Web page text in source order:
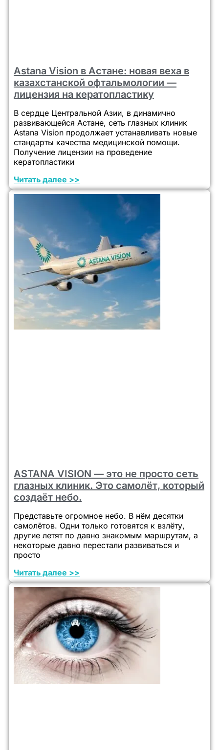
Astana Vision в Астане: новая веха в
казахстанской офтальмологии —
лицензия на кератопластику
В сердце Центральной Азии, в динамично
развивающейся Астане, сеть глазных клиник
Astana Vision продолжает устанавливать новые
стандарты качества медицинской помощи.
Получение лицензии на проведение
кератопластики
Читать далее >>
ASTANA VISION — это не просто сеть
глазных клиник. Это самолёт, который
создаёт небо.
Представьте огромное небо. В нём десятки
самолётов. Одни только готовятся к взлёту,
другие летят по давно знакомым маршрутам, а
некоторые давно перестали развиваться и
просто
Читать далее >>